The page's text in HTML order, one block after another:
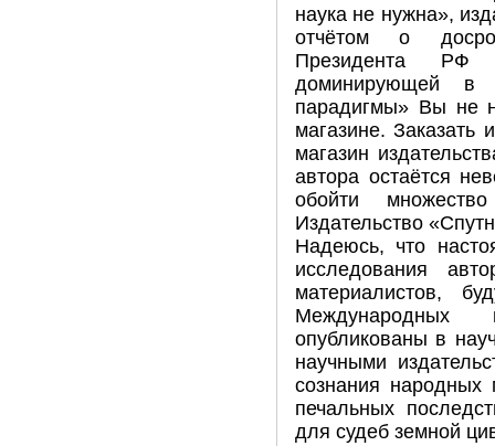
наука не нужна»,
отчётом о
Президента
доминирующей в
парадигмы» Вы не
магазине. Заказать
магазин
автора остаётся
обойти
Издательство
Надеюсь, что
исследования
материалистов,
опубликованы в
научными
сознания народных
печальных
для судеб земной